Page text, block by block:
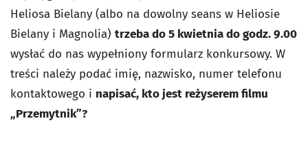
Heliosa Bielany (albo na dowolny seans w Heliosie
Bielany i Magnolia) trzeba do 5 kwietnia do godz. 9.00
wysłać do nas wypełniony formularz konkursowy. W
treści należy podać imię, nazwisko, numer telefonu
kontaktowego i napisać, kto jest reżyserem filmu
„Przemytnik”?